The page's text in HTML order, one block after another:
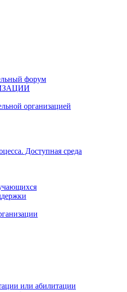
форум
организацией
Доступная среда
или абилитации